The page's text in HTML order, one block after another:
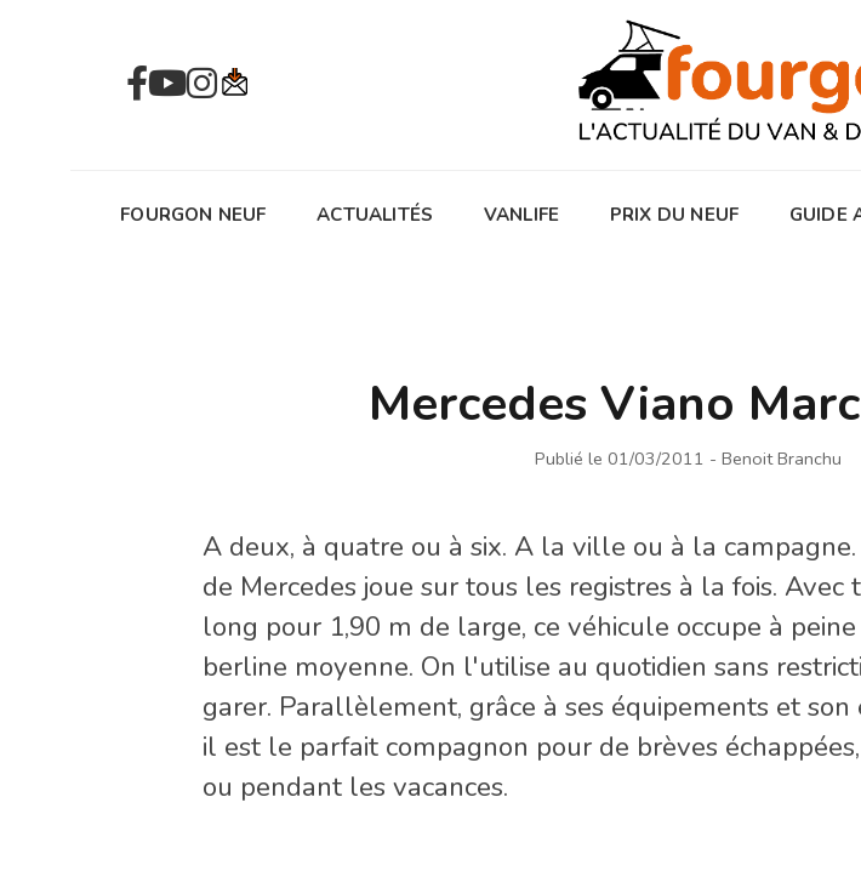
FOURGON NEUF ACTUALITÉS VANLIFE PRIX DU NEUF GUIDE
Mercedes Viano
Publié le 01/03/2011 - Benoit Branchu
A deux, à quatre ou à six. A la ville ou à la
de Mercedes joue sur tous les registres à la fois.
long pour 1,90 m de large, ce véhicule occupe à
berline moyenne. On l'utilise au quotidien sans
garer. Parallèlement, grâce à ses équipements et
il est le parfait compagnon pour de brèves
ou pendant les vacances.